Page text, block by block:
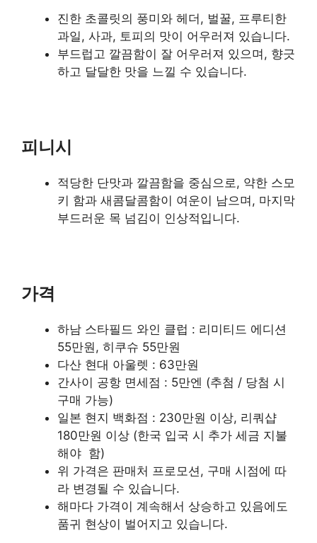
진한 초콜릿의 풍미와 헤더, 벌꿀, 프루티한
과일, 사과, 토피의 맛이 어우러져 있습니다.
부드럽고 깔끔함이 잘 어우러져 있으며, 향긋
하고 달달한 맛을 느낄 수 있습니다.
피니시
적당한 단맛과 깔끔함을 중심으로, 약한 스모
키 함과 새콤달콤함이 여운이 남으며, 마지막
부드러운 목 넘김이 인상적입니다.
가격
하남 스타필드 와인 클럽 : 리미티드 에디션
55만원, 히쿠슈 55만원
다산 현대 아울렛 : 63만원
간사이 공항 면세점 : 5만엔 (추첨 / 당첨 시
구매 가능)
일본 현지 백화점 : 230만원 이상, 리쿼샵
180만원 이상 (한국 입국 시 추가 세금 지불
해야 함)
위 가격은 판매처 프로모션, 구매 시점에 따
라 변경될 수 있습니다.
해마다 가격이 계속해서 상승하고 있음에도
품귀 현상이 벌어지고 있습니다.